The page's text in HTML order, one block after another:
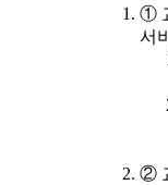
①
서
②